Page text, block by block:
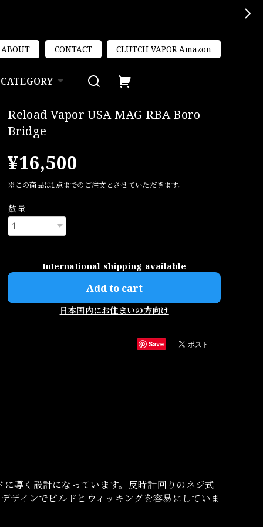
ABOUT CONTACT CLUTCH VAPOR Amazon
CATEGORY
Reload Vapor USA MAG RBA Boro
Bridge
¥16,500
※この商品は1点までのご注文とさせていただきます。
数量
International shipping available
Add to cart
日本国内にお住まいの方向け
Save
導く設計になっています。反時計回りのネジ式
ザインでビルドとウィッキングを容易にしていま